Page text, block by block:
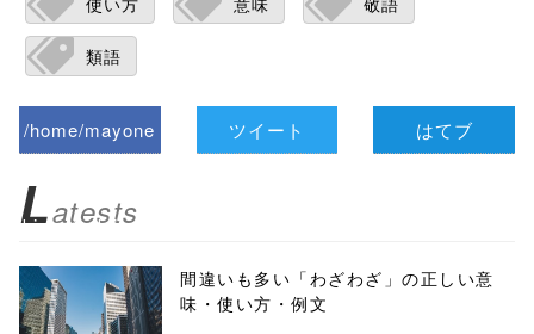
類語
/home/mayone
biz.jp/public_ht
ml/wp-
content/themes
ツイート はてブ
Latests
間違いも多い「わざわざ」の正しい意
味・使い方・例文